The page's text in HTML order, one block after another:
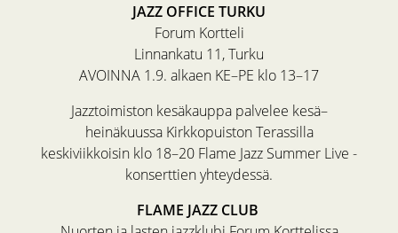
JAZZ OFFICE TURKU
Forum Kortteli
Linnankatu 11, Turku
AVOINNA 1.9. alkaen KE–PE klo 13–17
Jazztoimiston kesäkauppa palvelee kesä–
heinäkuussa Kirkkopuiston Terassilla
keskiviikkoisin klo 18–20 Flame Jazz Summer Live -
konserttien yhteydessä.
FLAME JAZZ CLUB